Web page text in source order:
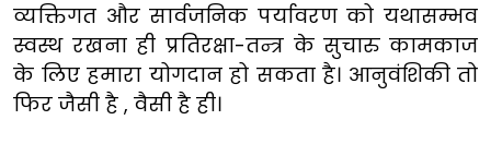
व्यक्तिगत और सार्वजनिक पर्यावरण को यथासम्भव
स्वस्थ रखना ही प्रतिरक्षा-तन्त्र के सुचारु कामकाज
के लिए हमारा योगदान हो सकता है। आनुवंशिकी तो
फिर जैसी है , वैसी है ही।